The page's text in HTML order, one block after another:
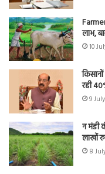
लाभ,
10
रही
9
न मंडी
लाखों
8